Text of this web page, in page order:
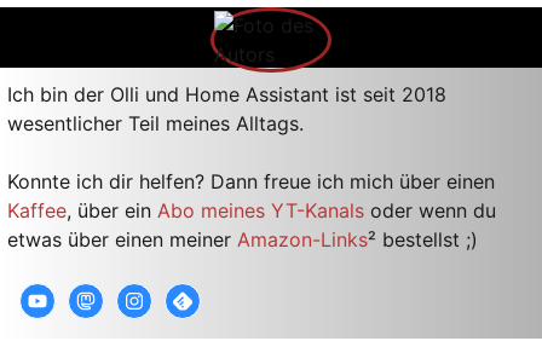
Ich bin der Olli und Home Assistant ist seit 2018
wesentlicher Teil meines Alltags.
Konnte ich dir helfen? Dann freue ich mich über einen
Kaffee, über ein Abo meines YT-Kanals oder wenn du
etwas über einen meiner Amazon-Links² bestellst ;)